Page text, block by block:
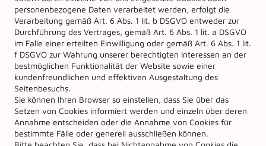
personenbezogene Daten verarbeitet werden, erfolgt die
Verarbeitung gemäß Art. 6 Abs. 1 lit. b DSGVO entweder zur
Durchführung des Vertrages, gemäß Art. 6 Abs. 1 lit. a DSGVO
im Falle einer erteilten Einwilligung oder gemäß Art. 6 Abs. 1 lit.
f DSGVO zur Wahrung unserer berechtigten Interessen an der
bestmöglichen Funktionalität der Website sowie einer
kundenfreundlichen und effektiven Ausgestaltung des
Seitenbesuchs.
Sie können Ihren Browser so einstellen, dass Sie über das
Setzen von Cookies informiert werden und einzeln über deren
Annahme entscheiden oder die Annahme von Cookies für
bestimmte Fälle oder generell ausschließen können.